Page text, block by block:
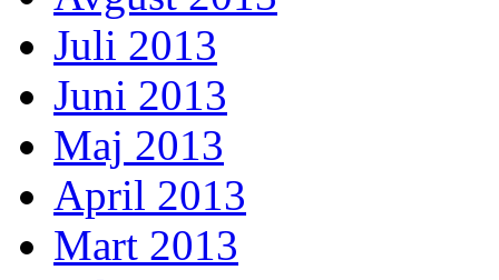
Juli 2013
Juni 2013
Maj 2013
April 2013
Mart 2013